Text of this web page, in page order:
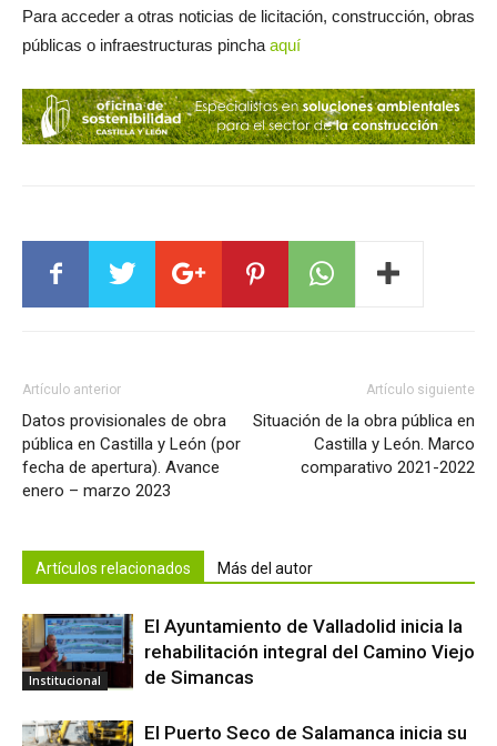
Para acceder a otras noticias de licitación, construcción, obras
públicas o infraestructuras pincha aquí
Artículo anterior
Datos provisionales de obra
pública en Castilla y León (por
fecha de apertura). Avance
enero – marzo 2023
Artículo siguiente
Situación de la obra pública en
Castilla y León. Marco
comparativo 2021-2022
Artículos relacionados Más del autor
Institucional
El Ayuntamiento de Valladolid inicia la
rehabilitación integral del Camino Viejo
de Simancas
El Puerto Seco de Salamanca inicia su